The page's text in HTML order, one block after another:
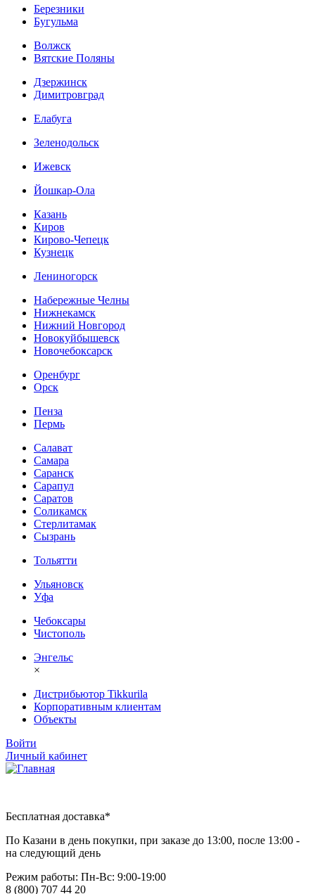
Березники
Бугульма
Волжск
Вятские Поляны
Дзержинск
Димитровград
Елабуга
Зеленодольск
Ижевск
Йошкар-Ола
Казань
Киров
Кирово-Чепецк
Кузнецк
Лениногорск
Набережные Челны
Нижнекамск
Нижний Новгород
Новокуйбышевск
Новочебоксарск
Оренбург
Орск
Пенза
Пермь
Салават
Самара
Саранск
Сарапул
Саратов
Соликамск
Стерлитамак
Сызрань
Тольятти
Ульяновск
Уфа
Чебоксары
Чистополь
Энгельс
×
Дистрибьютор Tikkurila
Корпоративным клиентам
Объекты
Войти
Личный кабинет
Бесплатная доставка*
По Казани в день покупки, при заказе до 13:00, после 13:00 -
на следующий день
Режим работы: Пн-Вc: 9:00-19:00
8 (800) 707 44 20